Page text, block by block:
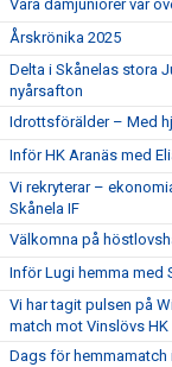
Våra damjuniorer var
Årskrönika 2025
Delta i Skånelas stora
nyårsafton
Idrottsförälder – Med
Inför HK Aranäs med
Vi rekryterar –
Skånela IF
Välkomna på
Inför Lugi hemma med
Vi har tagit pulsen på
match mot Vinslövs HK
Dags för hemmamatch